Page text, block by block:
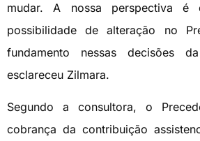
mudar. A nossa perspectiva é
possibilidade de alteração no
fundamento nessas decisões da
esclareceu Zilmara.
Segundo a consultora, o
cobrança da contribuição